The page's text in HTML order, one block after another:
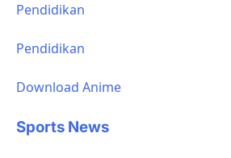
Pendidikan
Pendidikan
Download Anime
Sports News